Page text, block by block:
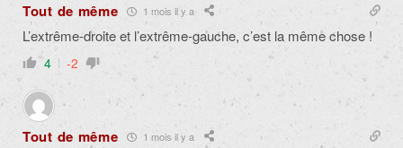
Tout de même 1 mois il y a
L’extrême-droite et l’extrême-gauche, c’est la même chose !
4 -2
Tout de même 1 mois il y a